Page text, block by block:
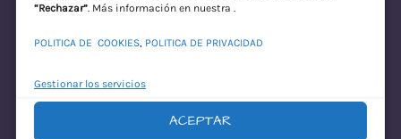
“Rechazar”. Más información en nuestra .
POLITICA DE COOKIES, POLITICA DE PRIVACIDAD
Gestionar los servicios
ACEPTAR